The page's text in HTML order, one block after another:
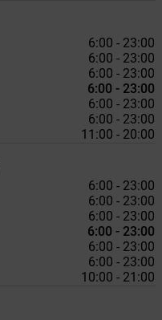
6:00 - 23:00
6:00 - 23:00
6:00 - 23:00
6:00 - 23:00
6:00 - 23:00
6:00 - 23:00
11:00 - 20:00
6:00 - 23:00
6:00 - 23:00
6:00 - 23:00
6:00 - 23:00
6:00 - 23:00
6:00 - 23:00
10:00 - 21:00